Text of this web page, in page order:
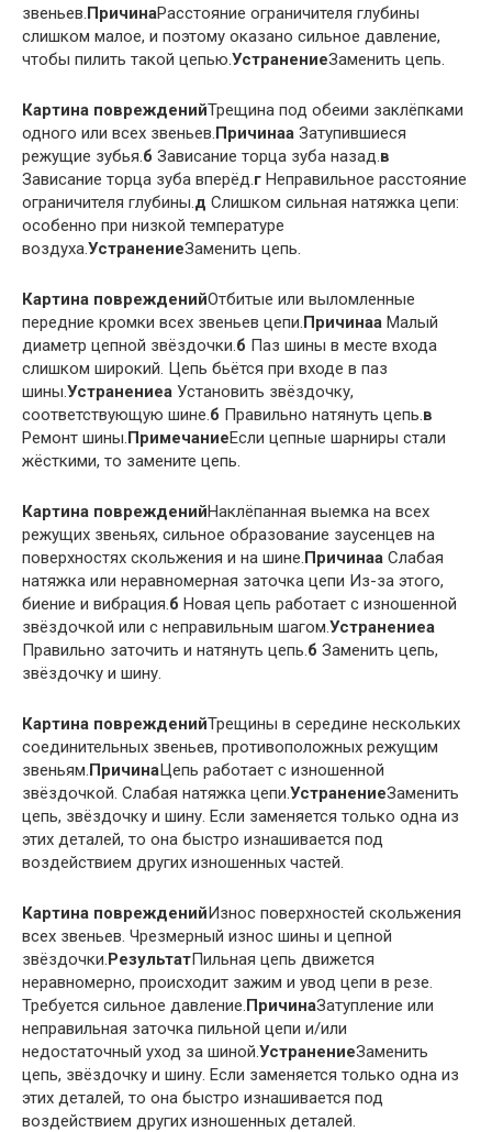
звеньев. ПричинаРасстояние ограничителя глубины
слишком малое, и поэтому оказано сильное давление,
чтобы пилить такой цепью. УстранениеЗаменить цепь.
Картина поврежденийТрещина под обеими заклёпками
одного или всех звеньев. Причинаа Затупившиеся
режущие зубья. б Зависание торца зуба назад. в
Зависание торца зуба вперёд. г Неправильное расстояние
ограничителя глубины. д Слишком сильная натяжка цепи:
особенно при низкой температуре
воздуха. УстранениеЗаменить цепь.
Картина поврежденийОтбитые или выломленные
передние кромки всех звеньев цепи. Причинаа Малый
диаметр цепной звёздочки. б Паз шины в месте входа
слишком широкий. Цепь бьётся при входе в паз
шины. Устранениеа Установить звёздочку,
соответствующую шине. б Правильно натянуть цепь. в
Ремонт шины. ПримечаниеЕсли цепные шарниры стали
жёсткими, то замените цепь.
Картина поврежденийНаклёпанная выемка на всех
режущих звеньях, сильное образование заусенцев на
поверхностях скольжения и на шине. Причинаа Слабая
натяжка или неравномерная заточка цепи Из-за этого,
биение и вибрация. б Новая цепь работает с изношенной
звёздочкой или с неправильным шагом. Устранениеа
Правильно заточить и натянуть цепь. б Заменить цепь,
звёздочку и шину.
Картина поврежденийТрещины в середине нескольких
соединительных звеньев, противоположных режущим
звеньям. ПричинаЦепь работает с изношенной
звёздочкой. Слабая натяжка цепи. УстранениеЗаменить
цепь, звёздочку и шину. Если заменяется только одна из
этих деталей, то она быстро изнашивается под
воздействием других изношенных частей.
Картина поврежденийИзнос поверхностей скольжения
всех звеньев. Чрезмерный износ шины и цепной
звёздочки. РезультатПильная цепь движется
неравномерно, происходит зажим и увод цепи в резе.
Требуется сильное давление. ПричинаЗатупление или
неправильная заточка пильной цепи и/или
недостаточный уход за шиной. УстранениеЗаменить
цепь, звёздочку и шину. Если заменяется только одна из
этих деталей, то она быстро изнашивается под
воздействием других изношенных деталей.